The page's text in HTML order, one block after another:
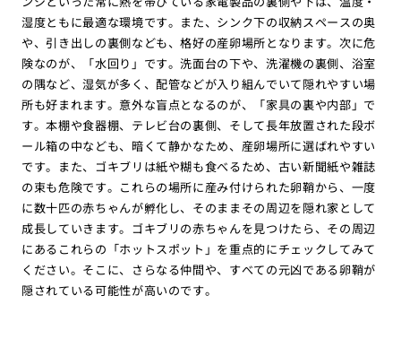
湿度ともに最適な環境です。また、シンク下の収納スペースの奥
や、引き出しの裏側なども、格好の産卵場所となります。次に危
険なのが、「水回り」です。洗面台の下や、洗濯機の裏側、浴室
の隅など、湿気が多く、配管などが入り組んでいて隠れやすい場
所も好まれます。意外な盲点となるのが、「家具の裏や内部」で
す。本棚や食器棚、テレビ台の裏側、そして長年放置された段ボ
ール箱の中なども、暗くて静かなため、産卵場所に選ばれやすい
です。また、ゴキブリは紙や糊も食べるため、古い新聞紙や雑誌
の束も危険です。これらの場所に産み付けられた卵鞘から、一度
に数十匹の赤ちゃんが孵化し、そのままその周辺を隠れ家として
成長していきます。ゴキブリの赤ちゃんを見つけたら、その周辺
にあるこれらの「ホットスポット」を重点的にチェックしてみて
ください。そこに、さらなる仲間や、すべての元凶である卵鞘が
隠されている可能性が高いのです。